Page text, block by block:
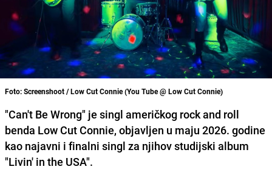
Foto: Screenshoot / Low Cut Connie (You Tube @ Low Cut Connie)
"Can't Be Wrong" je singl američkog rock and roll
benda Low Cut Connie, objavljen u maju 2026. godine
kao najavni i finalni singl za njihov studijski album
"Livin' in the USA".